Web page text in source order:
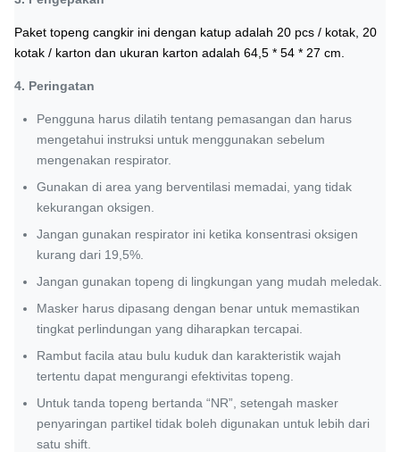
Paket topeng cangkir ini dengan katup adalah 20 pcs / kotak, 20
kotak / karton dan ukuran karton adalah 64,5 * 54 * 27 cm.
4. Peringatan
Pengguna harus dilatih tentang pemasangan dan harus
mengetahui instruksi untuk menggunakan sebelum
mengenakan respirator.
Gunakan di area yang berventilasi memadai, yang tidak
kekurangan oksigen.
Jangan gunakan respirator ini ketika konsentrasi oksigen
kurang dari 19,5%.
Jangan gunakan topeng di lingkungan yang mudah meledak.
Masker harus dipasang dengan benar untuk memastikan
tingkat perlindungan yang diharapkan tercapai.
Rambut facila atau bulu kuduk dan karakteristik wajah
tertentu dapat mengurangi efektivitas topeng.
Untuk tanda topeng bertanda “NR”, setengah masker
penyaringan partikel tidak boleh digunakan untuk lebih dari
satu shift.